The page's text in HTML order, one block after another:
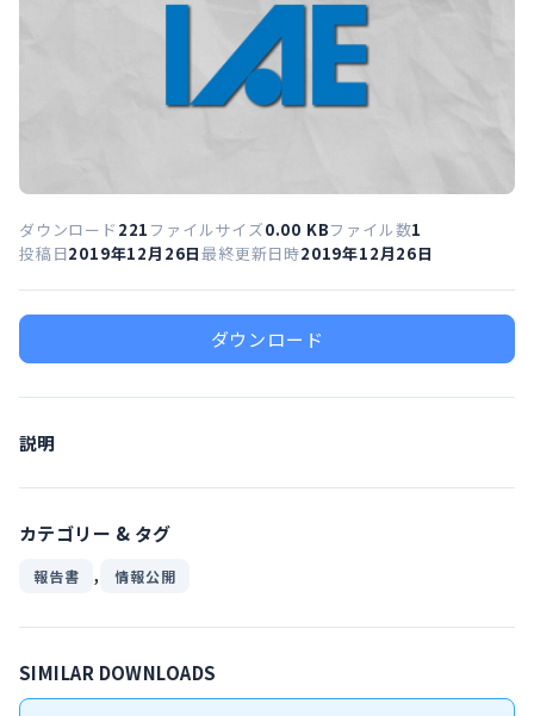
ダウンロード 221 ファイルサイズ0.00 KBファイル数1
投稿日2019年12月26日最終更新日時2019年12月26日
ダウンロード
説明
カテゴリー & タグ
報告書 , 情報公開
SIMILAR DOWNLOADS